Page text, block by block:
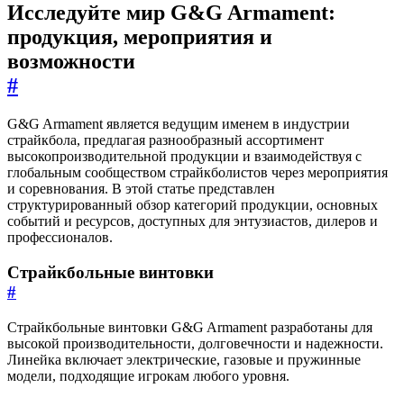
Исследуйте мир G&G Armament:
продукция, мероприятия и
возможности
#
G&G Armament является ведущим именем в индустрии
страйкбола, предлагая разнообразный ассортимент
высокопроизводительной продукции и взаимодействуя с
глобальным сообществом страйкболистов через мероприятия
и соревнования. В этой статье представлен
структурированный обзор категорий продукции, основных
событий и ресурсов, доступных для энтузиастов, дилеров и
профессионалов.
Страйкбольные винтовки
#
Страйкбольные винтовки G&G Armament разработаны для
высокой производительности, долговечности и надежности.
Линейка включает электрические, газовые и пружинные
модели, подходящие игрокам любого уровня.